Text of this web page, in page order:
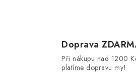
Doprava
Při nákupu nad 1200
platíme dopravu my!